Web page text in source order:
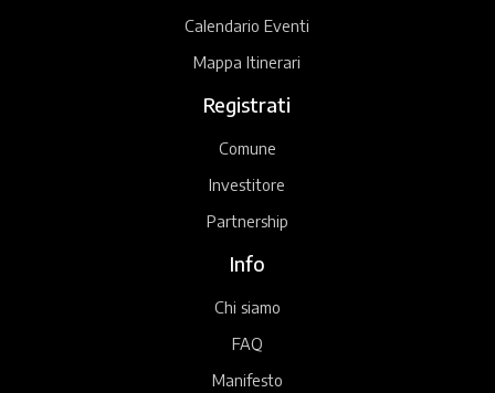
Calendario Eventi
Mappa Itinerari
Registrati
Comune
Investitore
Partnership
Info
Chi siamo
FAQ
Manifesto